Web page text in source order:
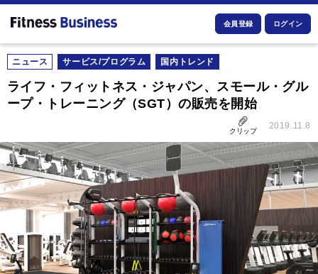
会員登録 ログイン
ニュース サービス/プログラム 国内トレンド
ライフ・フィットネス・ジャパン、スモール・グル
ープ・トレーニング（SGT）の販売を開始
クリップ
2019.11.8